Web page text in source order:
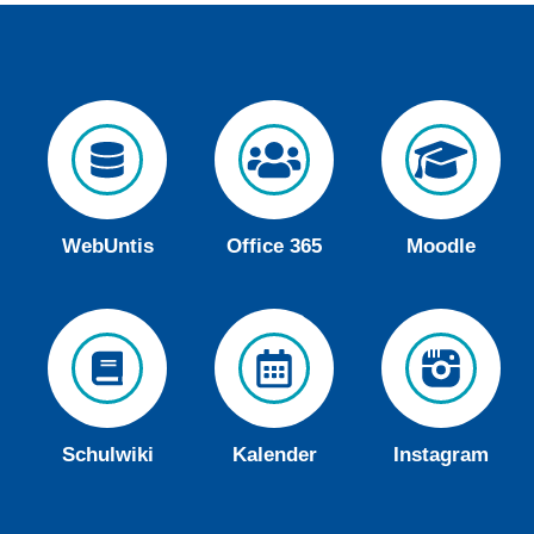
WebUntis Office 365 Moodle
Schulwiki Kalender Instagram